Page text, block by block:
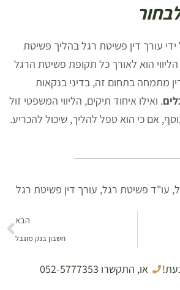
ידי עורך דין פשיטת רגל בהליך פשיטת
הליווי הוא לאורך כל תקופת פשיטת הרגל
מתמחה בתחום זה, בדיני בנקאות
. ואילו איחוד תיקים, הליווי המשפטי זול
אם כי הוא טפל להליך, שיכול להכריע.
, עו"ד פשיטת רגל, עורך דין פשיטת רגל
הבא
חשבון בנק מוגבל
או, התקשרו 052-5777353